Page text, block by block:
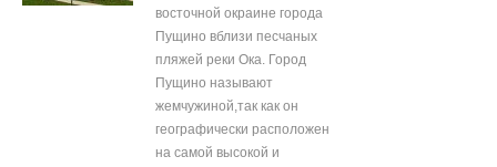
восточной окраине города
Пущино вблизи песчаных
пляжей реки Ока. Город
Пущино называют
жемчужиной,так как он
географически расположен
на самой высокой и